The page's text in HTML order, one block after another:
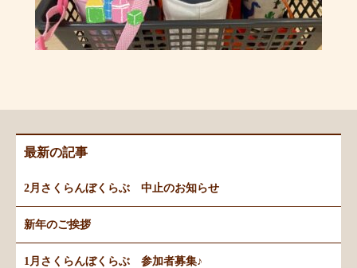
最新の記事
2月さくらんぼくらぶ 中止のお知らせ
新年のご挨拶
1月さくらんぼくらぶ 参加者募集♪